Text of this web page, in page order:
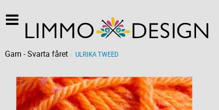
Garn - Svarta fåret ULRIKA TWEED